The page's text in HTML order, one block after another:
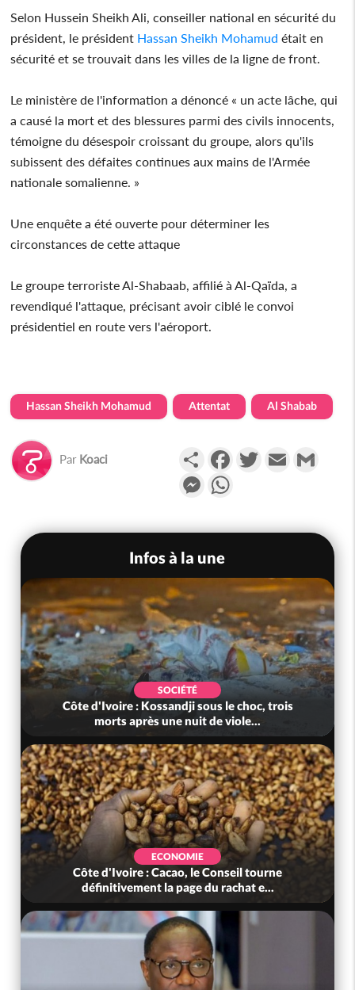
Selon Hussein Sheikh Ali, conseiller national en sécurité du
président, le président Hassan Sheikh Mohamud était en
sécurité et se trouvait dans les villes de la ligne de front.
Le ministère de l'information a dénoncé « un acte lâche, qui
a causé la mort et des blessures parmi des civils innocents,
témoigne du désespoir croissant du groupe, alors qu'ils
subissent des défaites continues aux mains de l'Armée
nationale somalienne. »
Une enquête a été ouverte pour déterminer les
circonstances de cette attaque
Le groupe terroriste Al-Shabaab, affilié à Al-Qaïda, a
revendiqué l'attaque, précisant avoir ciblé le convoi
présidentiel en route vers l'aéroport.
Hassan Sheikh Mohamud Attentat Al Shabab
Par Koaci PartagerFacebookTwitterEmail
Messenger
Infos à la une
SOCIÉTÉ
Côte d'Ivoire : Kossandji sous le choc, trois
morts après une nuit de viole...
ECONOMIE
Côte d'Ivoire : Cacao, le Conseil tourne
définitivement la page du rachat e...